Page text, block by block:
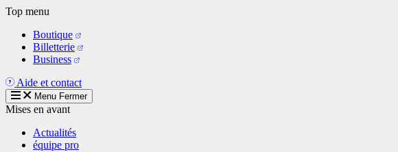
Aller
contenu
principal
Top menu
Boutique
Billetterie
Business
Aide et contact
Menu Fermer
Mises en avant
Actualités
équipe pro